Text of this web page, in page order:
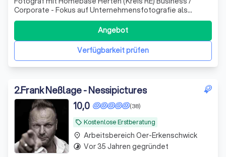
Corporate - Fokus auf Unternehmensfotografie als
Kombination aus Portraits, Interior, Exterieur, Luft und
Moods. Alles Wichtige für Ihr Unternehmen.
Verfügbarkeit prüfen
Angebot
2.Frank Neßlage - Nessipictures
local_offer Kostenlose Erstberatung
(38)
10,0
place Arbeitsbereich Oer-Erkenschwick
timelapse Vor 35 Jahren gegründet